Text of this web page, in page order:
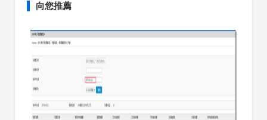
向您推薦